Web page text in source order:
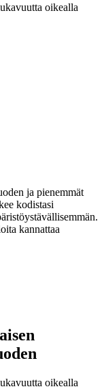
oikealla
ja pienemmät
kodistasi
kannattaa
oikealla